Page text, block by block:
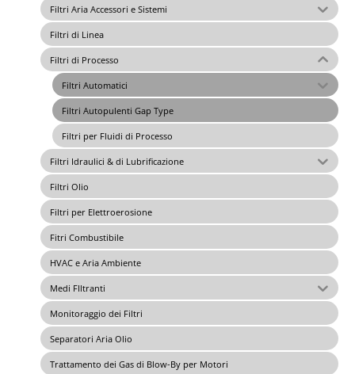
Filtri Aria Accessori e Sistemi
Filtri di Linea
Filtri di Processo
Filtri Automatici
Filtri Autopulenti Gap Type
Filtri per Fluidi di Processo
Filtri Idraulici & di Lubrificazione
Filtri Olio
Filtri per Elettroerosione
Fitri Combustibile
HVAC e Aria Ambiente
Medi FIltranti
Monitoraggio dei Filtri
Separatori Aria Olio
Trattamento dei Gas di Blow-By per Motori